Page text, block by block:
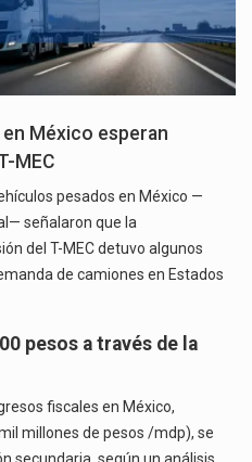
México esperan
MEC
pesados en México —
señalaron que la
del T-MEC detuvo algunos
de camiones en Estados
pesos a través de la
fiscales en México,
millones de pesos /mdp), se